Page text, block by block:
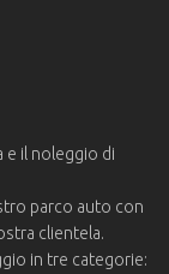
e il noleggio di
parco auto con
clientela.
in tre categorie: